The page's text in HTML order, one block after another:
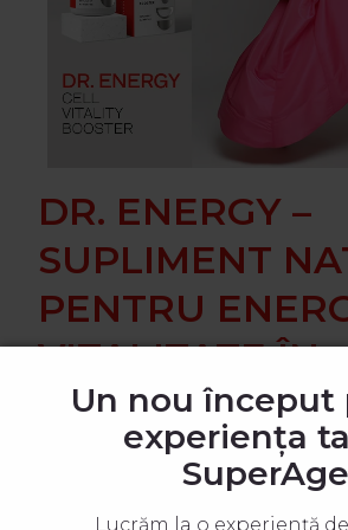
DR. ENERGY –
SUPLIMENT
PENTRU
VITALITATE ÎN
MENOPAUZĂ
Nu este in stoc
CELL VITALITY
Un nou început
experiența
SuperAge
Lucrăm la o experiență